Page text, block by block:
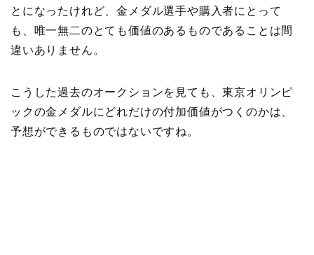
とになったけれど、金メダル選手や購入者にとって
も、唯一無二のとても価値のあるものであることは間
違いありません。
こうした過去のオークションを見ても、東京オリンピ
ックの金メダルにどれだけの付加価値がつくのかは、
予想ができるものではないですね。